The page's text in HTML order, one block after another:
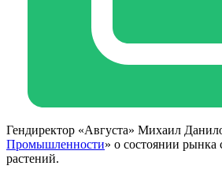
Гендиректор «Августа» Михаил
Промышленности» о состоянии рынка
растений.